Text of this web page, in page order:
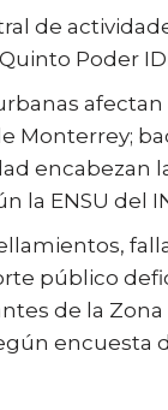
de
Poder
afectan
Monterrey;
encabezan
la ENSU del
público
de la
encuesta